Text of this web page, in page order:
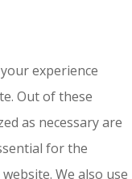
experience
Out of these
as necessary are
for the
We also use